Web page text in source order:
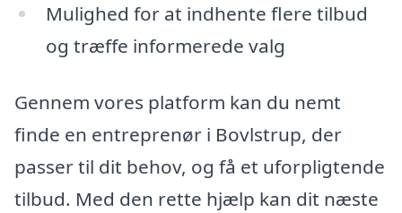
Mulighed for at indhente flere tilbud
og træffe informerede valg
Gennem vores platform kan du nemt
finde en entreprenør i Bovlstrup, der
passer til dit behov, og få et uforpligtende
tilbud. Med den rette hjælp kan dit næste